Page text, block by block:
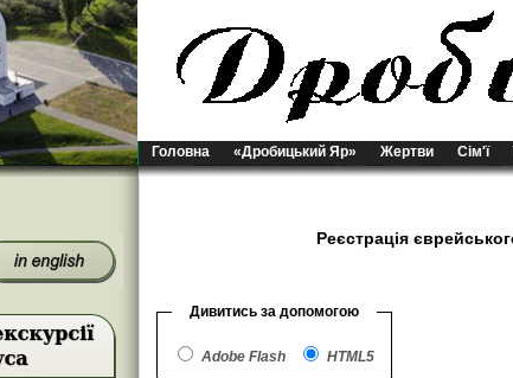
Головна «Дробицький Яр» Жертви Сім'ї
Реєстрація
Дивитись за допомогою
Adobe Flash HTML5